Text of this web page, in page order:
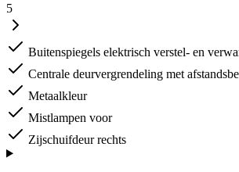
5
Buitenspiegels elektrisch verstel- en
Centrale deurvergrendeling met
Metaalkleur
Mistlampen voor
Zijschuifdeur rechts